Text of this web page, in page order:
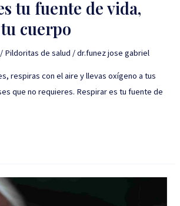
tu fuente de vida,
cuerpo
/ Pildoritas de salud /dr.funez jose gabriel
respiras con el aire y llevas oxígeno a tus
que no requieres. Respirar es tu fuente de